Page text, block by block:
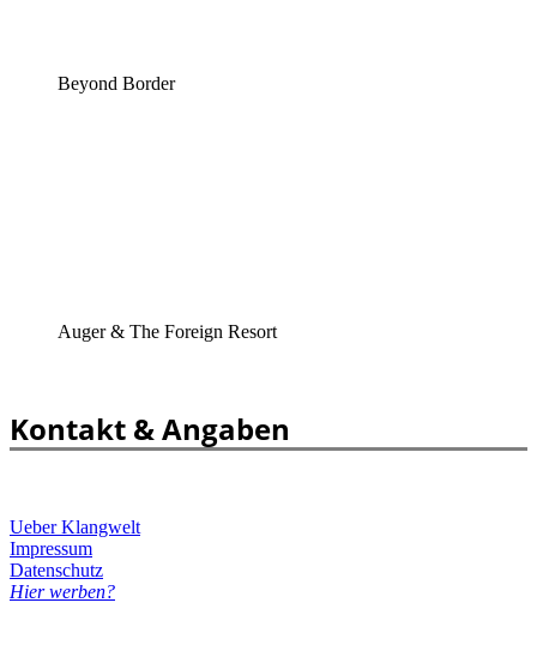
Beyond Border
Auger & The Foreign Resort
Kontakt & Angaben
Ueber Klangwelt
Impressum
Datenschutz
Hier werben?